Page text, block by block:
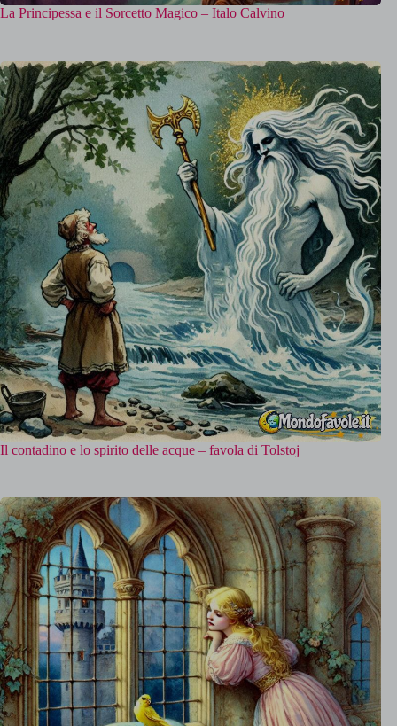
La Principessa e il Sorcetto Magico – Italo Calvino
Il contadino e lo spirito delle acque – favola di Tolstoj